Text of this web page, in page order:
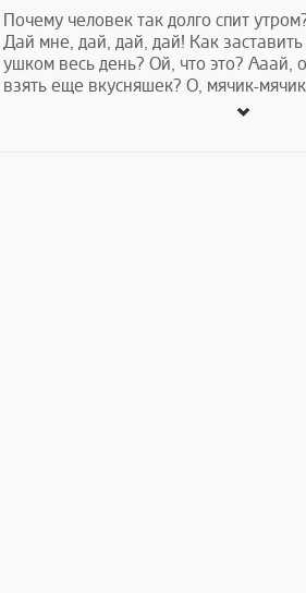
Почему человек так долго спит
Дай мне, дай, дай, дай! Как
ушком весь день? Ой, что это? Ааай,
взять еще вкусняшек? О, мячик-